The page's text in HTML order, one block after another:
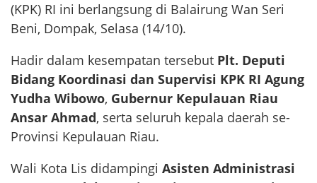
(KPK) RI ini berlangsung di Balairung Wan Seri
Beni, Dompak, Selasa (14/10).
Hadir dalam kesempatan tersebut Plt. Deputi
Bidang Koordinasi dan Supervisi KPK RI Agung
Yudha Wibowo, Gubernur Kepulauan Riau
Ansar Ahmad, serta seluruh kepala daerah se-
Provinsi Kepulauan Riau.
Wali Kota Lis didampingi Asisten Administrasi